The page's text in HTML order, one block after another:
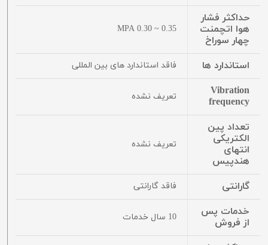
حداکثر فشار
هوا اتچمنت
چهار سوراخ
0.35 ~ 0.30 MPA
استاندارد ها فاقد استاندارد های بین المللی
Vibration
frequency
تعریف نشده
تعداد پین
الکتریکی
انتهای
هندپیس
تعریف نشده
گارانتی فاقد گارانتی
خدمات پس
از فروش
10 سال خدمات